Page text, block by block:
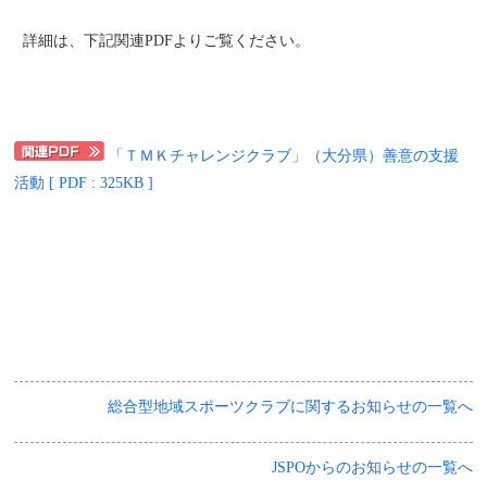
詳細は、下記関連PDFよりご覧ください。
「ＴＭＫチャレンジクラブ」（大分県）善意の支援
活動 [ PDF : 325KB ]
総合型地域スポーツクラブに関するお知らせの一覧へ
JSPOからのお知らせの一覧へ